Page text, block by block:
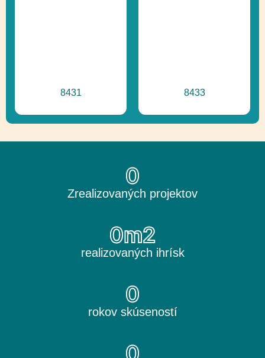
8431 8433
Zrealizovaných projektov
0
realizovaných ihrísk
0m2
rokov skúseností
0